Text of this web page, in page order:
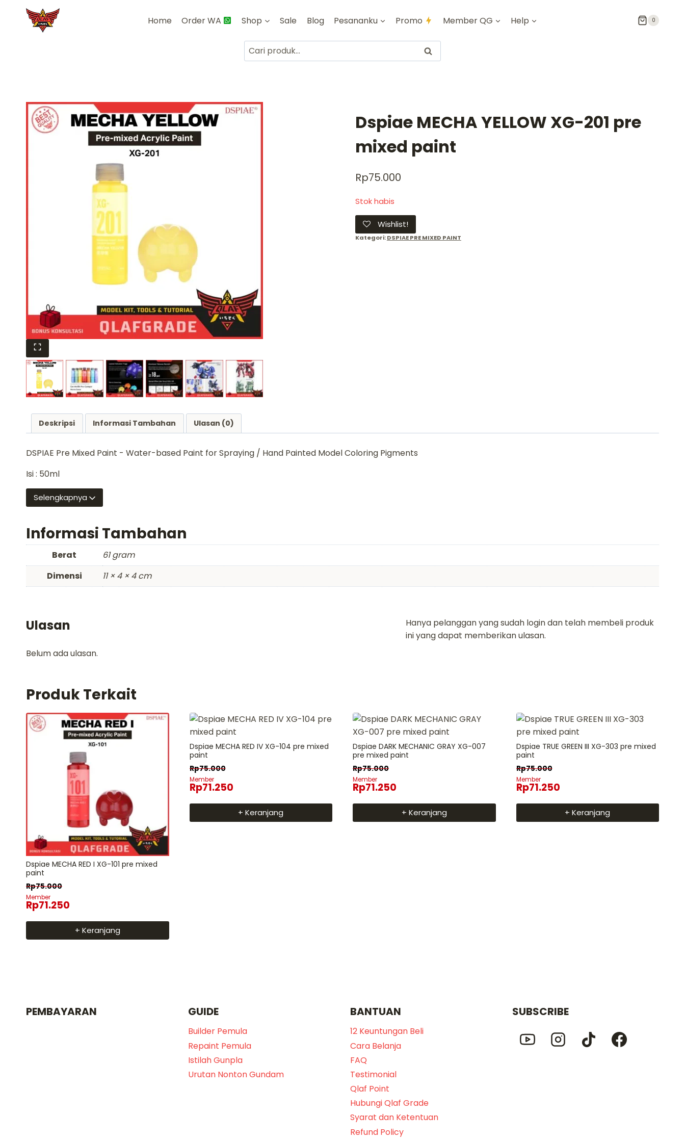
Home Order WA Shop Sale Blog Pesananku Promo Member QG Help 0
Pencarian
untuk:
Cari
Dspiae MECHA YELLOW XG-201 pre
mixed paint
Rp75.000
Stok habis
Wishlist!
Kategori:DSPIAE PRE MIXED PAINT
Deskripsi Informasi Tambahan Ulasan (0)
DSPIAE Pre Mixed Paint - Water-based Paint for Spraying / Hand Painted Model Coloring Pigments
Isi : 50ml
Selengkapnya
Informasi Tambahan
Berat
61 gram
Dimensi
11 × 4 × 4 cm
Ulasan
Belum ada ulasan.
Hanya pelanggan yang sudah login dan telah membeli produk
ini yang dapat memberikan ulasan.
Produk Terkait
Dspiae MECHA RED I XG-101 pre mixed
paint
Rp75.000
Member
Rp71.250
+ Keranjang
Dspiae MECHA RED IV XG-104 pre mixed
paint
Rp75.000
Member
Rp71.250
+ Keranjang
Dspiae DARK MECHANIC GRAY XG-007
pre mixed paint
Rp75.000
Member
Rp71.250
+ Keranjang
Dspiae TRUE GREEN III XG-303 pre mixed
paint
Rp75.000
Member
Rp71.250
+ Keranjang
PEMBAYARAN GUIDE
Builder Pemula
Repaint Pemula
Istilah Gunpla
Urutan Nonton Gundam
BANTUAN
12 Keuntungan Beli
Cara Belanja
FAQ
Testimonial
Qlaf Point
Hubungi Qlaf Grade
Syarat dan Ketentuan
Refund Policy
SUBSCRIBE